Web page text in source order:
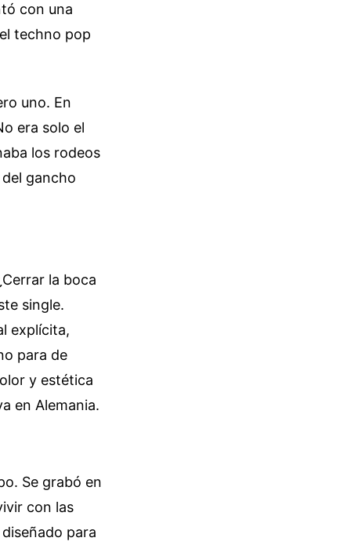
con una
techno pop
uno. En
era solo el
los rodeos
gancho
la boca
single.
explícita,
para de
y estética
en Alemania.
Se grabó en
con las
para